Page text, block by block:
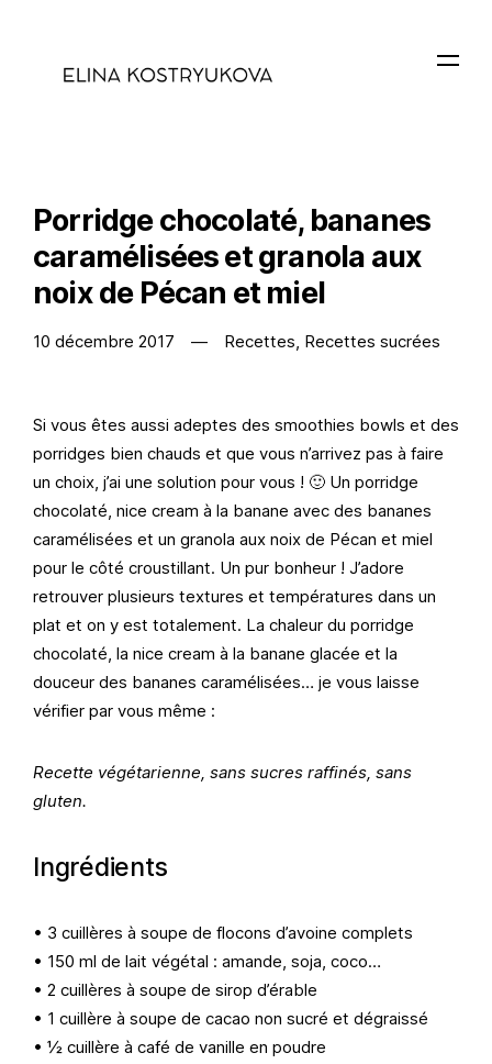
Porridge chocolaté, bananes
caramélisées et granola aux
noix de Pécan et miel
10 décembre 2017 Recettes, Recettes sucrées
Si vous êtes aussi adeptes des smoothies bowls et des
porridges bien chauds et que vous n’arrivez pas à faire
un choix, j’ai une solution pour vous ! 🙂 Un porridge
chocolaté, nice cream à la banane avec des bananes
caramélisées et un granola aux noix de Pécan et miel
pour le côté croustillant. Un pur bonheur ! J’adore
retrouver plusieurs textures et températures dans un
plat et on y est totalement. La chaleur du porridge
chocolaté, la nice cream à la banane glacée et la
douceur des bananes caramélisées… je vous laisse
vérifier par vous même :
Recette végétarienne, sans sucres raffinés, sans
gluten.
Ingrédients
• 3 cuillères à soupe de flocons d’avoine complets
• 150 ml de lait végétal : amande, soja, coco…
• 2 cuillères à soupe de sirop d’érable
• 1 cuillère à soupe de cacao non sucré et dégraissé
• ½ cuillère à café de vanille en poudre